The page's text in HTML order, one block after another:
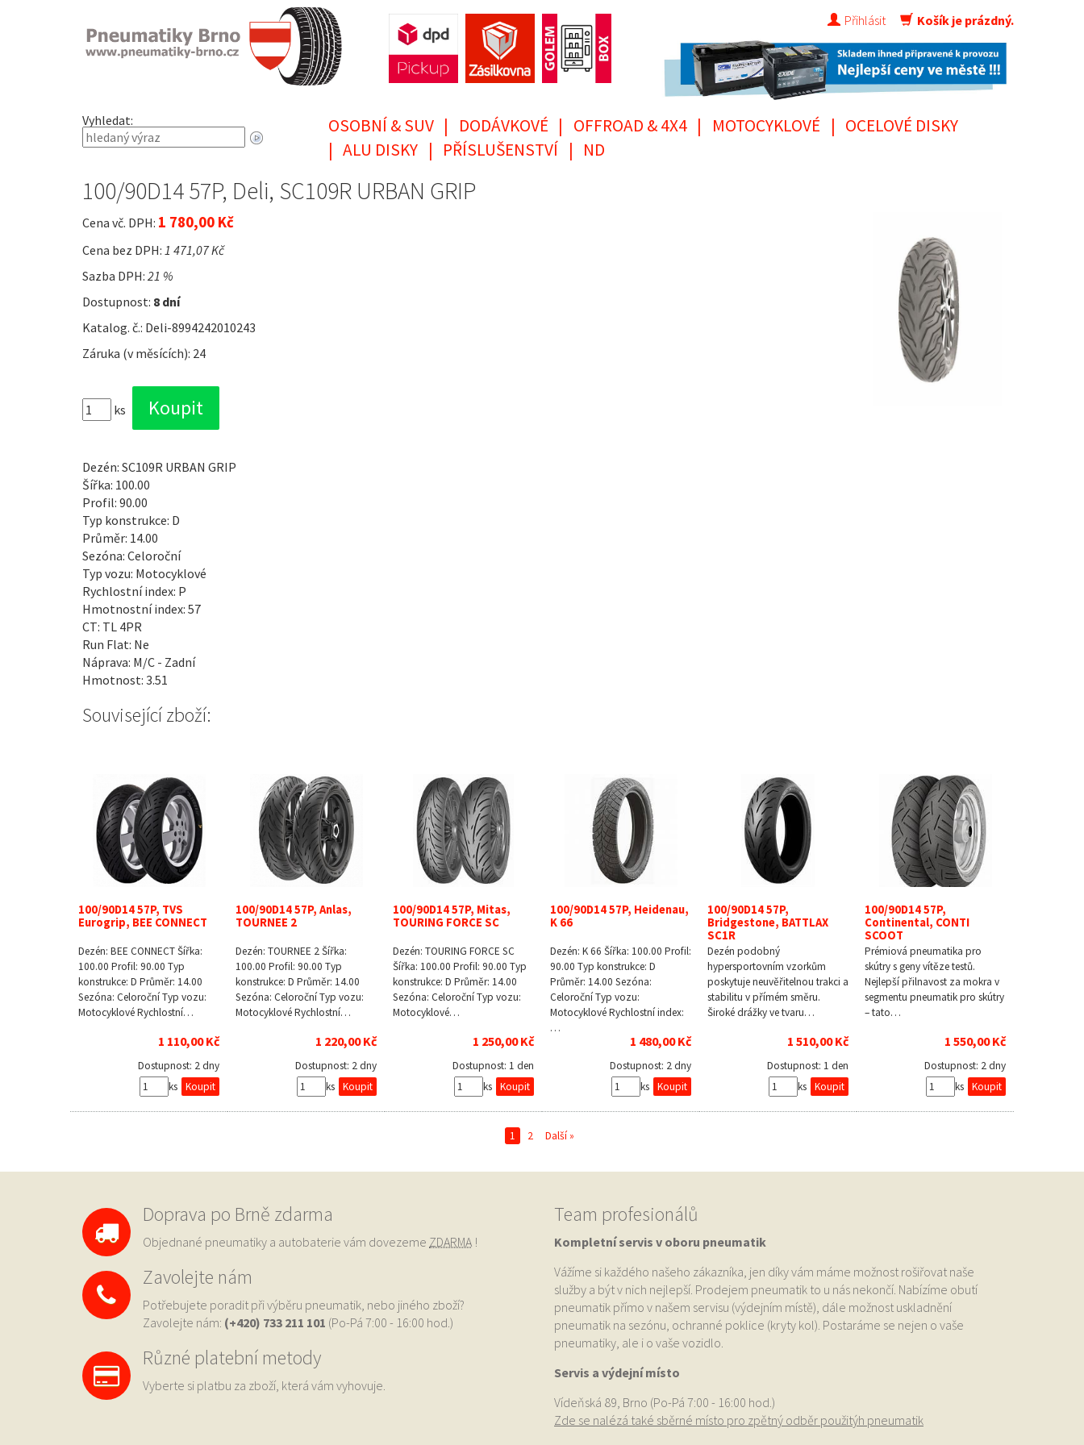
Přihlásit Košík je prázdný.
Vyhledat: OSOBNÍ & SUV | DODÁVKOVÉ | OFFROAD & 4X4 | MOTOCYKLOVÉ | OCELOVÉ DISKY
| ALU DISKY | PŘÍSLUŠENSTVÍ | ND
100/90D14 57P, Deli, SC109R URBAN GRIP
Cena vč. DPH: 1 780,00 Kč
Cena bez DPH: 1 471,07 Kč
Sazba DPH: 21 %
Dostupnost: 8 dní
Katalog. č.: Deli-8994242010243
Záruka (v měsících): 24
ks
Dezén: SC109R URBAN GRIP
Šířka: 100.00
Profil: 90.00
Typ konstrukce: D
Průměr: 14.00
Sezóna: Celoroční
Typ vozu: Motocyklové
Rychlostní index: P
Hmotnostní index: 57
CT: TL 4PR
Run Flat: Ne
Náprava: M/C - Zadní
Hmotnost: 3.51
Související zboží:
100/90D14 57P, TVS
Eurogrip, BEE CONNECT
Dezén: BEE CONNECT Šířka:
100.00 Profil: 90.00 Typ
konstrukce: D Průměr: 14.00
Sezóna: Celoroční Typ vozu:
Motocyklové Rychlostní…
1 110,00 Kč
Dostupnost: 2 dny
ks
100/90D14 57P, Anlas,
TOURNEE 2
Dezén: TOURNEE 2 Šířka:
100.00 Profil: 90.00 Typ
konstrukce: D Průměr: 14.00
Sezóna: Celoroční Typ vozu:
Motocyklové Rychlostní…
1 220,00 Kč
Dostupnost: 2 dny
ks
100/90D14 57P, Mitas,
TOURING FORCE SC
Dezén: TOURING FORCE SC
Šířka: 100.00 Profil: 90.00 Typ
konstrukce: D Průměr: 14.00
Sezóna: Celoroční Typ vozu:
Motocyklové…
1 250,00 Kč
Dostupnost: 1 den
ks
100/90D14 57P, Heidenau,
K 66
Dezén: K 66 Šířka: 100.00 Profil:
90.00 Typ konstrukce: D
Průměr: 14.00 Sezóna:
Celoroční Typ vozu:
Motocyklové Rychlostní index:
…
1 480,00 Kč
Dostupnost: 2 dny
ks
100/90D14 57P,
Bridgestone, BATTLAX
SC1R
Dezén podobný
hypersportovním vzorkům
poskytuje neuvěřitelnou trakci a
stabilitu v přímém směru.
Široké drážky ve tvaru…
1 510,00 Kč
Dostupnost: 1 den
ks
100/90D14 57P,
Continental, CONTI
SCOOT
Prémiová pneumatika pro
skútry s geny vítěze testů.
Nejlepší přilnavost za mokra v
segmentu pneumatik pro skútry
– tato…
1 550,00 Kč
Dostupnost: 2 dny
ks
1 2 Další »
Doprava po Brně zdarma
Objednané pneumatiky a autobaterie vám dovezeme ZDARMA !
Zavolejte nám
Potřebujete poradit při výběru pneumatik, nebo jiného zboží?
Zavolejte nám: (+420) 733 211 101 (Po-Pá 7:00 - 16:00 hod.)
Různé platební metody
Vyberte si platbu za zboží, která vám vyhovuje.
Team profesionálů
Kompletní servis v oboru pneumatik
Vážíme si každého našeho zákazníka, jen díky vám máme možnost rošiřovat naše
služby a být v nich nejlepší. Prodejem pneumatik to u nás nekončí. Nabízíme obutí
pneumatik přímo v našem servisu (výdejním místě), dále možnost uskladnění
pneumatik na sezónu, ochranné poklice (kryty kol). Postaráme se nejen o vaše
pneumatiky, ale i o vaše vozidlo.
Servis a výdejní místo
Vídeňská 89, Brno (Po-Pá 7:00 - 16:00 hod.)
Zde se nalézá také sběrné místo pro zpětný odběr použitýh pneumatik